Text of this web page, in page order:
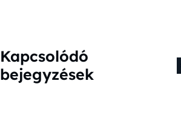
Kapcsolódó
bejegyzések